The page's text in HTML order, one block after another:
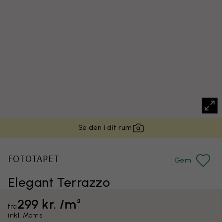
Se den i dit rum
Elegant Terrazzo
FOTOTAPET Gem
fra299 kr. /m²
inkl. Moms